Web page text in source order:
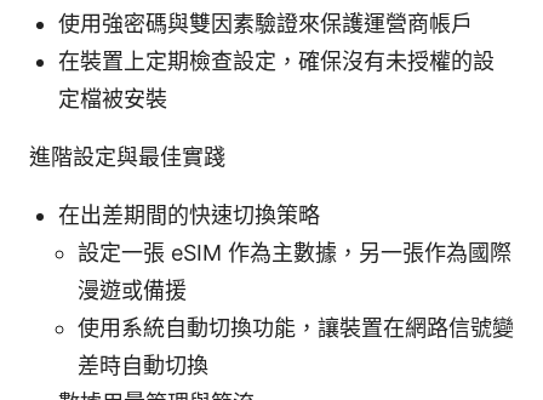
使用強密碼與雙因素驗證來保護運營商帳戶
在裝置上定期檢查設定，確保沒有未授權的設
定檔被安裝
進階設定與最佳實踐
在出差期間的快速切換策略
設定一張 eSIM 作為主數據，另一張作為國際
漫遊或備援
使用系統自動切換功能，讓裝置在網路信號變
差時自動切換